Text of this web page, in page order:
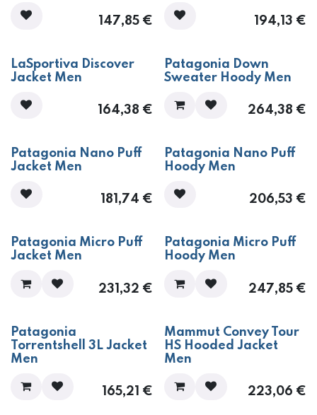
147,85€ 194,13 €
LaSportiva Discover
Jacket Men
164,38 €
Patagonia Down
Sweater Hoody Men
264,38 €
Patagonia Nano Puff
Jacket Men
181,74 €
Patagonia Nano Puff
Hoody Men
206,53 €
Patagonia Micro Puff
Jacket Men
231,32 €
Patagonia Micro Puff
Hoody Men
247,85€
Patagonia
Torrentshell 3L Jacket
Men
165,21 €
Mammut Convey Tour
HS Hooded Jacket
Men
223,06 €